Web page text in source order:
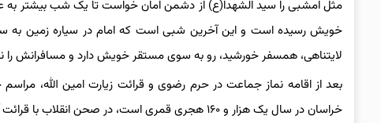
مثل امشبی را سید الشهدا(ع) از دشمن امان خواست تا یک شب بیشتر به
خویش رسیده است و این آخرین شبی است که امام در سیاره زمین به
لایتناهی، همسفر خورشید، رو به سوی مستقر خویش دارد و مسافرانش را
بعد از اقامه نماز جماعت در حرم رضوی و قرائت زیارت امین الله،
خراسان در سال یک هزار و ۱۶۰ هجری قمری است، در صحن انقلاب با قرائت آیاتی از سوره فجر آغاز می‌شود.